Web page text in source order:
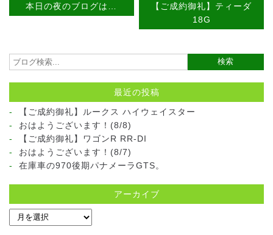
本日の夜のブログは…
【ご成約御礼】ティーダ
18G
最近の投稿
【ご成約御礼】ルークス ハイウェイスター
おはようございます！(8/8)
【ご成約御礼】ワゴンR RR-DI
おはようございます！(8/7)
在庫車の970後期パナメーラGTS。
アーカイブ